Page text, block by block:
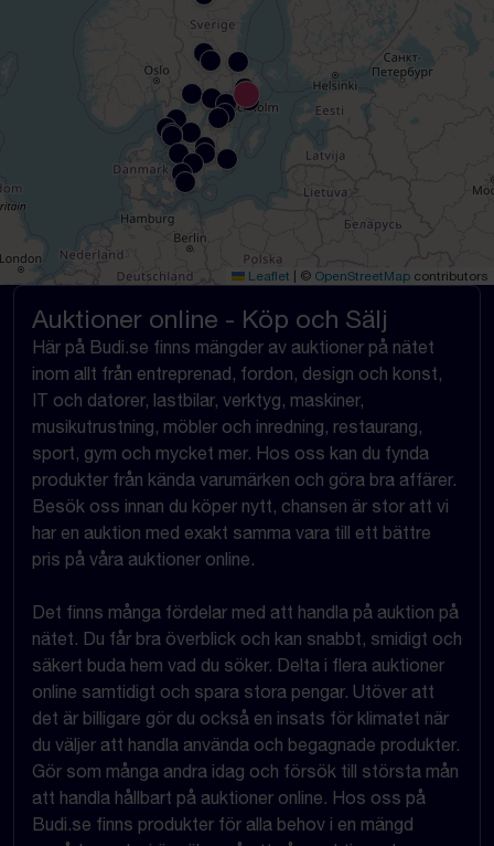
Leaflet | © OpenStreetMap contributors
Auktioner online - Köp och Sälj
Här på Budi.se finns mängder av auktioner på nätet
inom allt från entreprenad, fordon, design och konst,
IT och datorer, lastbilar, verktyg, maskiner,
musikutrustning, möbler och inredning, restaurang,
sport, gym och mycket mer. Hos oss kan du fynda
produkter från kända varumärken och göra bra affärer.
Besök oss innan du köper nytt, chansen är stor att vi
har en auktion med exakt samma vara till ett bättre
pris på våra auktioner online.
Det finns många fördelar med att handla på auktion på
nätet. Du får bra överblick och kan snabbt, smidigt och
säkert buda hem vad du söker. Delta i flera auktioner
online samtidigt och spara stora pengar. Utöver att
det är billigare gör du också en insats för klimatet när
du väljer att handla använda och begagnade produkter.
Gör som många andra idag och försök till största mån
att handla hållbart på auktioner online. Hos oss på
Budi.se finns produkter för alla behov i en mängd